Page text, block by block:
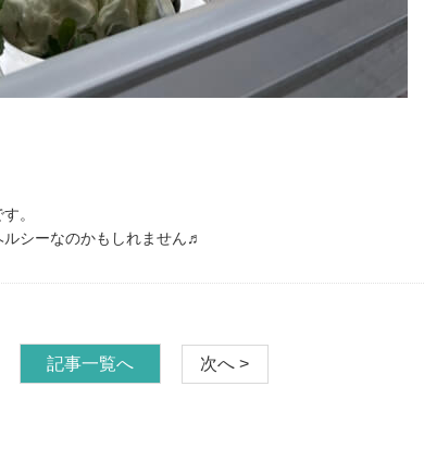
。
シーなのかもしれません♬
記事一覧へ 次へ >